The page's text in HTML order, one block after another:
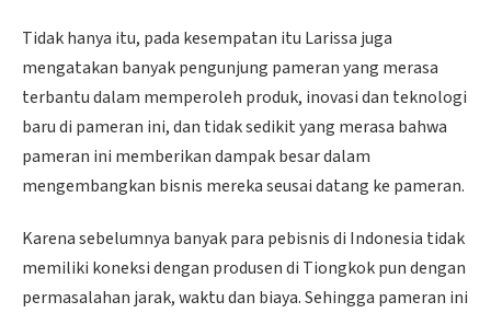
Tidak hanya itu, pada kesempatan itu Larissa juga
mengatakan banyak pengunjung pameran yang merasa
terbantu dalam memperoleh produk, inovasi dan teknologi
baru di pameran ini, dan tidak sedikit yang merasa bahwa
pameran ini memberikan dampak besar dalam
mengembangkan bisnis mereka seusai datang ke pameran.
Karena sebelumnya banyak para pebisnis di Indonesia tidak
memiliki koneksi dengan produsen di Tiongkok pun dengan
permasalahan jarak, waktu dan biaya. Sehingga pameran ini